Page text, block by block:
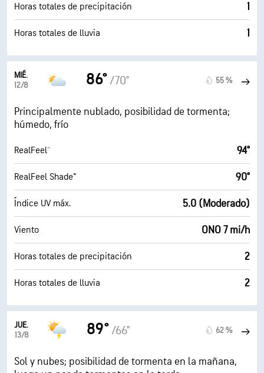
Horas totales de precipitación 1
Horas totales de lluvia 1
MIÉ.
12/8
86° /70° 55 %
Principalmente nublado, posibilidad de tormenta;
húmedo, frío
RealFeel® 94°
RealFeel Shade™ 90°
Índice UV máx. 5.0 (Moderado)
Viento ONO 7 mi/h
Horas totales de precipitación 2
Horas totales de lluvia 2
JUE.
13/8
89° /66° 62 %
Sol y nubes; posibilidad de tormenta en la mañana,